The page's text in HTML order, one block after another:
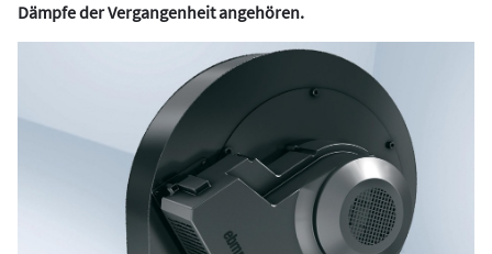
Dämpfe der Vergangenheit angehören.